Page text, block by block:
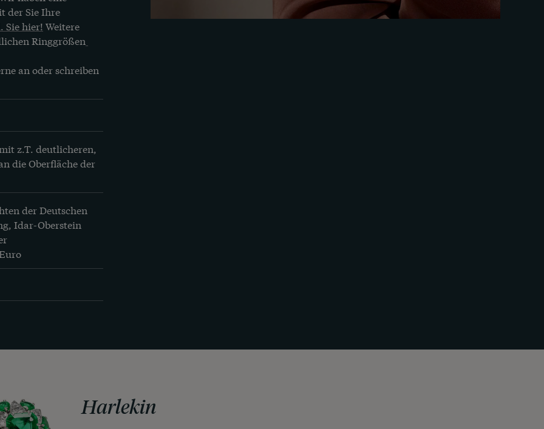
der Sie Ihre
Sie hier! Weitere
Ringgrößen
an oder schreiben
z.T. deutlicheren,
die Oberfläche der
der Deutschen
Idar-Oberstein
Harlekin